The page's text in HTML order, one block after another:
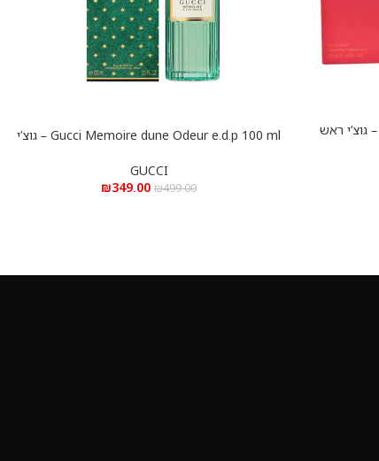
Gucci Rush for women e.d.t 75 ml – גוצ’י ראש
הוספה לסל
Gucci Memoire dune Odeur e.d.p 100 ml – גוצ’י
GUCCI
₪499.00
₪349.00